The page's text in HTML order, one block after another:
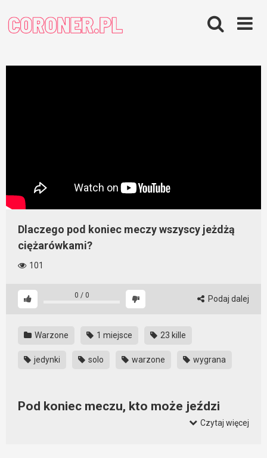
content
Dlaczego pod koniec meczy wszyscy jeżdżą
ciężarówkami?
101
0 / 0 Podaj dalej
Warzone 1 miejsce 23 kille
jedynki solo warzone wygrana
Pod koniec meczu, kto może jeździ
Czytaj więcej